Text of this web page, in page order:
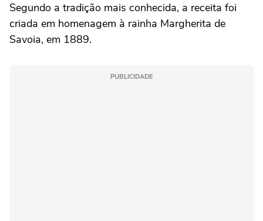
Segundo a tradição mais conhecida, a receita foi
criada em homenagem à rainha Margherita de
Savoia, em 1889.
PUBLICIDADE